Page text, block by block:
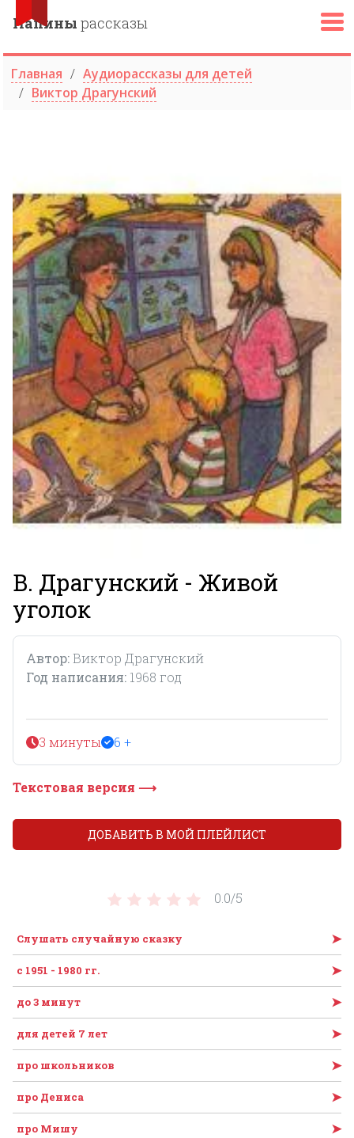
Папины рассказы
Главная
Аудиорассказы для детей
Виктор Драгунский
В. Драгунский - Живой
уголок
Автор: Виктор Драгунский
Год написания: 1968 год
3 минуты 6 +
Текстовая версия ⟶
0.0/5
Слушать случайную сказку ➤
с 1951 - 1980 гг. ➤
до 3 минут ➤
для детей 7 лет ➤
про школьников ➤
про Дениса ➤
про Мишу ➤
ДОБАВИТЬ В МОЙ ПЛЕЙЛИСТ